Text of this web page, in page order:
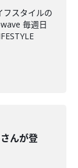
フスタイルの
毎週日
んが登